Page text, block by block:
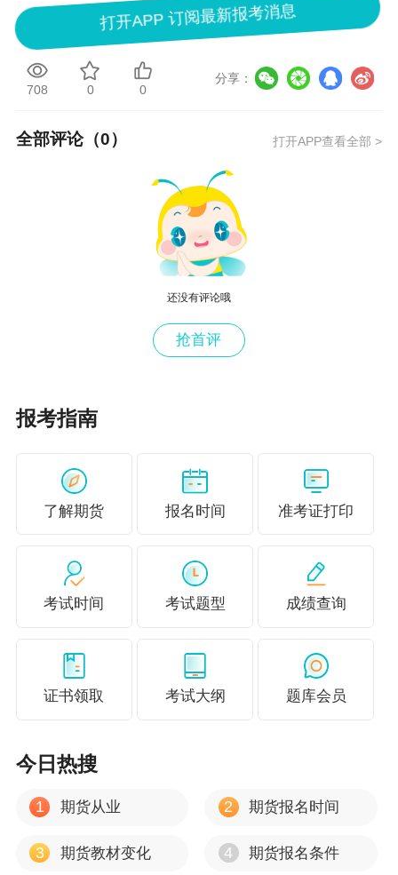
益来满足自己的欲望，可叹可恨。
那么。如果一个人真的有理财的愿望，它要怎么
首先，先去了解，了解什么是理财，什么是理财
人生的不同阶段，要有怎么样的理财目标和理财
规划？这一个问题的回答可以指路银行个人理财
2021年基金走势汹汹，充分让万千股民心里跌宕
和基金净值，同伴们喊你去买基金的时候，心里
点击了解基金
才能在2020年期货市场成交额437.53万亿元的背
景下，在金融行业乘风破浪
想要投资证券，就去了解下什么叫做鹿市和猴
险，实现共赢
点击了解证券
你不理财，财不理你。你一理财，无财可理。财
打开APP 订阅最新报考消息
708 0 0
分享：
全部评论（0） 打开APP查看全部 >
还没有评论哦
抢首评
报考指南
了解期货 报名时间 准考证打印
考试时间 考试题型 成绩查询
证书领取 考试大纲 题库会员
今日热搜
1 期货从业 2 期货报名时间
3 期货教材变化 4 期货报名条件